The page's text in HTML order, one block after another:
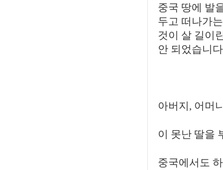
중국 땅에 발
두고 떠나가
것이 살 길이
안 되었습니
아버지, 어머
이 못난 딸을
중국에서도